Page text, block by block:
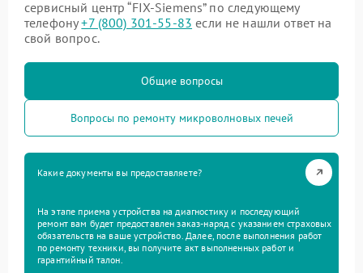
сервисный центр “FIX-Siemens” по следующему
телефону+7 (800) 301-55-83 если не нашли ответ на
свой вопрос.
Общие вопросы
Вопросы по ремонту микроволновых печей
Какие документы вы предоставляете?
На этапе приема устройства на диагностику и последующий
ремонт вам будет предоставлен заказ-наряд с указанием страховых
обязательств на ваше устройство. Далее, после выполнения работ
по ремонту техники, вы получите акт выполненных работ и
гарантийный талон.